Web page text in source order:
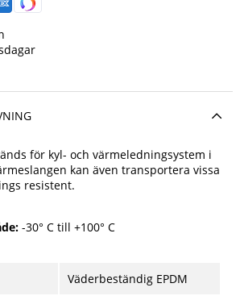
för kyl- och värmeledningsystem i
kan även transportera vissa
resistent.
-30° C till +100° C
Väderbeständig EPDM